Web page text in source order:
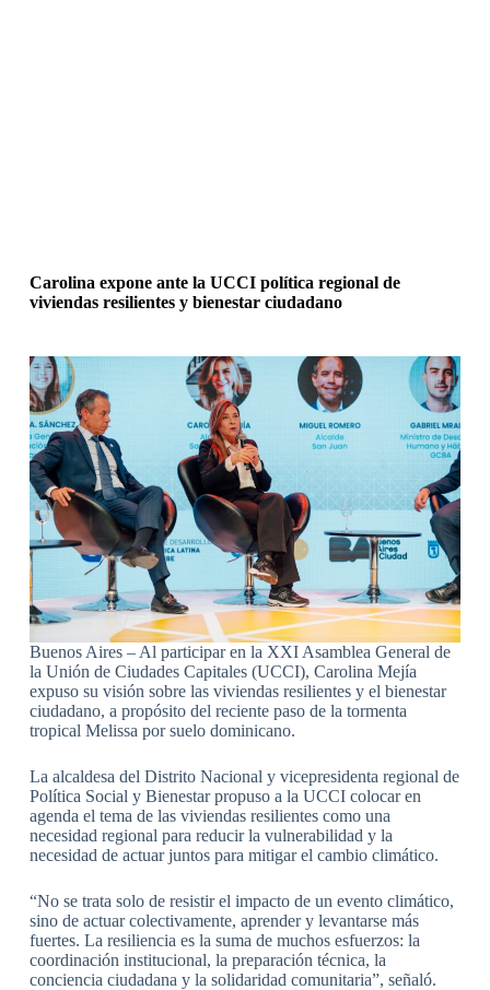
Carolina expone ante la UCCI política regional de
viviendas resilientes y bienestar ciudadano
Buenos Aires – Al participar en la XXI Asamblea General de
la Unión de Ciudades Capitales (UCCI), Carolina Mejía
expuso su visión sobre las viviendas resilientes y el bienestar
ciudadano, a propósito del reciente paso de la tormenta
tropical Melissa por suelo dominicano.
La alcaldesa del Distrito Nacional y vicepresidenta regional de
Política Social y Bienestar propuso a la UCCI colocar en
agenda el tema de las viviendas resilientes como una
necesidad regional para reducir la vulnerabilidad y la
necesidad de actuar juntos para mitigar el cambio climático.
“No se trata solo de resistir el impacto de un evento climático,
sino de actuar colectivamente, aprender y levantarse más
fuertes. La resiliencia es la suma de muchos esfuerzos: la
coordinación institucional, la preparación técnica, la
conciencia ciudadana y la solidaridad comunitaria”, señaló.